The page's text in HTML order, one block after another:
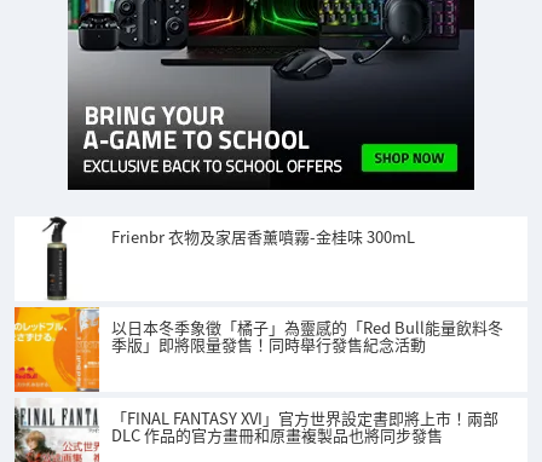
Frienbr 衣物及家居香薰噴霧-金桂味 300mL
以日本冬季象徵「橘子」為靈感的「Red Bull能量飲料冬
季版」即將限量發售！同時舉行發售紀念活動
「FINAL FANTASY XVI」官方世界設定書即將上市！兩部
DLC 作品的官方畫冊和原畫複製品也將同步發售